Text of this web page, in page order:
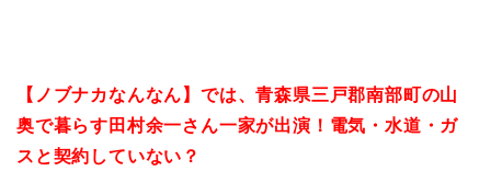
【ノブナカなんなん】では、青森県三戸郡南部町の山
奥で暮らす 田村余一さん一家が出演！ 電気・水道・ガ
スと契約していない？